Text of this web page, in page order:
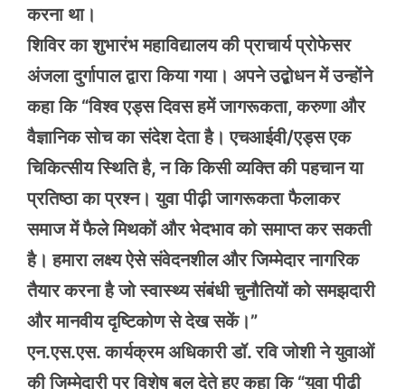
करना था।
शिविर का शुभारंभ महाविद्यालय की प्राचार्य प्रोफेसर
अंजला दुर्गापाल द्वारा किया गया। अपने उद्बोधन में उन्होंने
कहा कि “विश्व एड्स दिवस हमें जागरूकता, करुणा और
वैज्ञानिक सोच का संदेश देता है। एचआईवी/एड्स एक
चिकित्सीय स्थिति है, न कि किसी व्यक्ति की पहचान या
प्रतिष्ठा का प्रश्न। युवा पीढ़ी जागरूकता फैलाकर
समाज में फैले मिथकों और भेदभाव को समाप्त कर सकती
है। हमारा लक्ष्य ऐसे संवेदनशील और जिम्मेदार नागरिक
तैयार करना है जो स्वास्थ्य संबंधी चुनौतियों को समझदारी
और मानवीय दृष्टिकोण से देख सकें।”
एन.एस.एस. कार्यक्रम अधिकारी डॉ. रवि जोशी ने युवाओं
की जिम्मेदारी पर विशेष बल देते हुए कहा कि “युवा पीढ़ी